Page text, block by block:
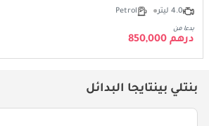
4.0 ليتر Petrol
بدءا من
درهم 850,000
بنتلي بينتايجا البدائل